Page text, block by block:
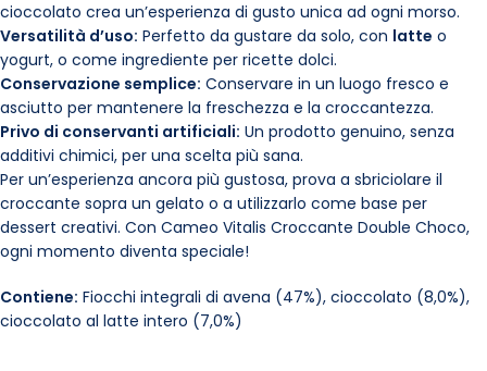
cioccolato crea un’esperienza di gusto unica ad ogni morso.
Versatilità d’uso: Perfetto da gustare da solo, con latte o
yogurt, o come ingrediente per ricette dolci.
Conservazione semplice: Conservare in un luogo fresco e
asciutto per mantenere la freschezza e la croccantezza.
Privo di conservanti artificiali: Un prodotto genuino, senza
additivi chimici, per una scelta più sana.
Per un’esperienza ancora più gustosa, prova a sbriciolare il
croccante sopra un gelato o a utilizzarlo come base per
dessert creativi. Con Cameo Vitalis Croccante Double Choco,
ogni momento diventa speciale!
Contiene: Fiocchi integrali di avena (47%), cioccolato (8,0%),
cioccolato al latte intero (7,0%)